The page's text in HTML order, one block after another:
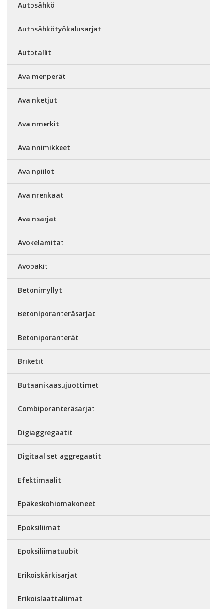
Autosähkö
Autosähkötyökalusarjat
Autotallit
Avaimenperät
Avainketjut
Avainmerkit
Avainnimikkeet
Avainpiilot
Avainrenkaat
Avainsarjat
Avokelamitat
Avopakit
Betonimyllyt
Betoniporanteräsarjat
Betoniporanterät
Briketit
Butaanikaasujuottimet
Combiporanteräsarjat
Digiaggregaatit
Digitaaliset aggregaatit
Efektimaalit
Epäkeskohiomakoneet
Epoksiliimat
Epoksiliimatuubit
Erikoiskärkisarjat
Erikoislaattaliimat